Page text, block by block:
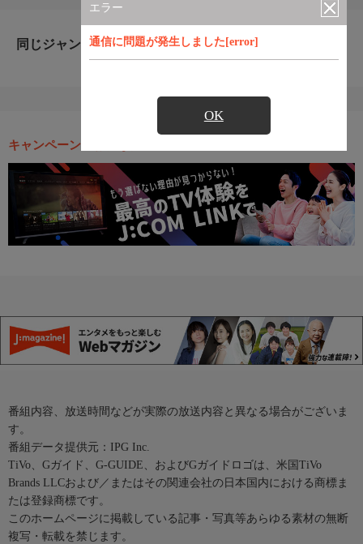
エラー
通信に問題が発生しました[error]
OK
同じジャンルのおすすめ番組
キャンペーン・お得な情報
番組内容、放送時間などが実際の放送内容と異なる場合がございま
す。
番組データ提供元：IPG Inc.
TiVo、Gガイド、G-GUIDE、およびGガイドロゴは、米国TiVo
Brands LLCおよび／またはその関連会社の日本国内における商標ま
たは登録商標です。
このホームページに掲載している記事・写真等あらゆる素材の無断
複写・転載を禁じます。